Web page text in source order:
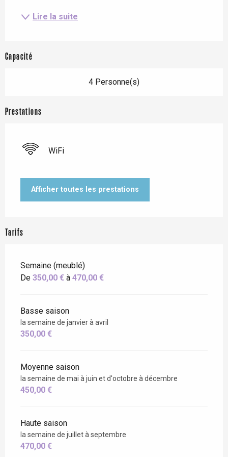
Lire la suite
Capacité
4 Personne(s)
Prestations
WiFi
Afficher toutes les prestations
Tarifs
Semaine (meublé)
De 350,00 € à 470,00 €
Basse saison
la semaine de janvier à avril
350,00 €
Moyenne saison
la semaine de mai à juin et d'octobre à décembre
450,00 €
Haute saison
la semaine de juillet à septembre
470,00 €